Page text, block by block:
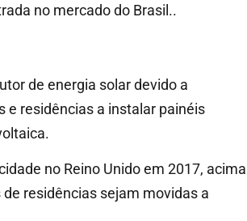
no mercado do Brasil..
de energia solar devido a
e residências a instalar painéis
no Reino Unido em 2017, acima
residências sejam movidas a